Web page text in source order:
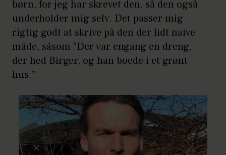
børn, for jeg har skrevet den, så den også
underholder mig selv. Det passer mig
rigtig godt at skrive på den der lidt naive
måde, såsom “Der var engang en dreng,
der hed Birger, og han boede i et grønt
hus.”